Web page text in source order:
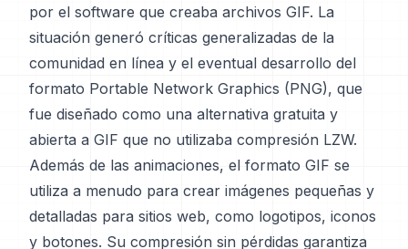
por el software que creaba archivos GIF. La
situación generó críticas generalizadas de la
comunidad en línea y el eventual desarrollo del
formato Portable Network Graphics (PNG), que
fue diseñado como una alternativa gratuita y
abierta a GIF que no utilizaba compresión LZW.
Además de las animaciones, el formato GIF se
utiliza a menudo para crear imágenes pequeñas y
detalladas para sitios web, como logotipos, iconos
y botones. Su compresión sin pérdidas garantiza